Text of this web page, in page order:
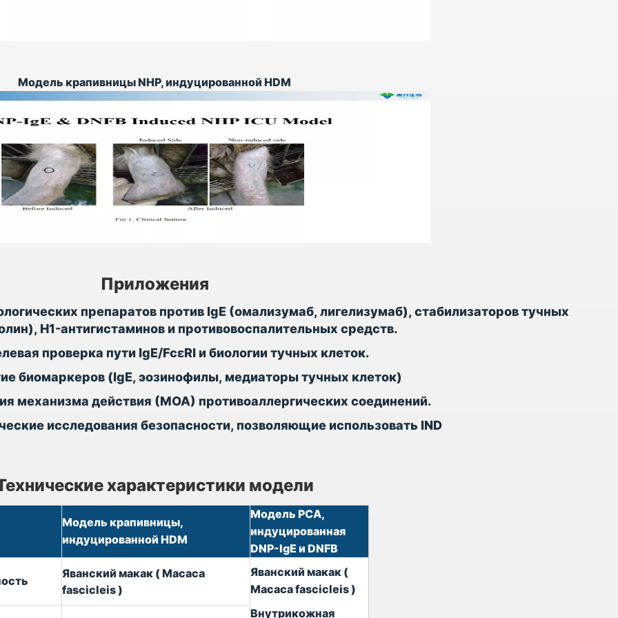
Модель крапивницы NHP, индуцированной HDM
Приложения
препаратов против IgE (омализумаб, лигелизумаб), стабилизаторов тучных
H1-антигистаминов и противовоспалительных средств.
проверка пути IgE/FcεRI и биологии тучных клеток.
биомаркеров (IgE, эозинофилы, медиаторы тучных клеток)
механизма действия (МОА) противоаллергических соединений.
исследования безопасности, позволяющие использовать IND
характеристики модели
Модель крапивницы,
индуцированной HDM
Модель PCA,
индуцированная
DNP-IgE и DNFB
Яванский макак (Macaca
fascicleis)
Яванский макак (
Macaca fascicleis)
Внутрикожная